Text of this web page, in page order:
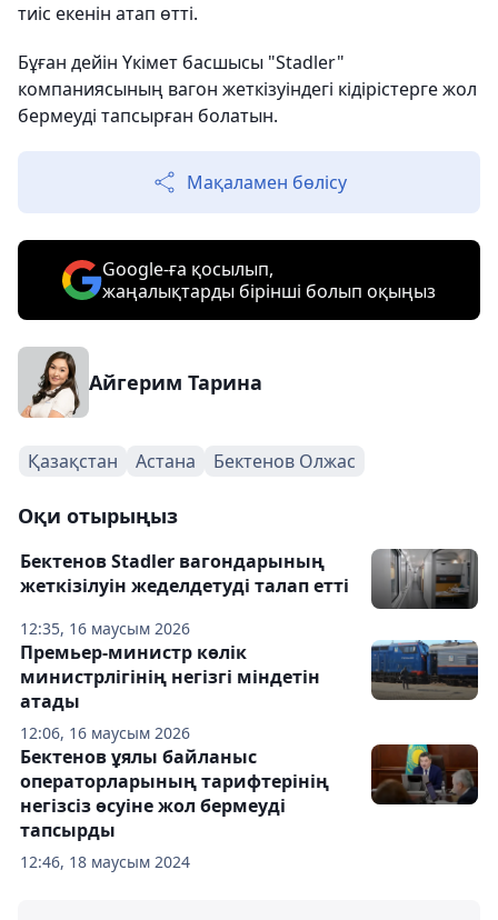
тиіс екенін атап өтті.
Бұған дейін Үкімет басшысы "Stadler"
компаниясының вагон жеткізуіндегі кідірістерге жол
бермеуді тапсырған болатын.
Мақаламен бөлісу
Google-ға қосылып,
жаңалықтарды бірінші болып оқыңыз
Айгерим Тарина
Қазақстан Астана Бектенов Олжас
Оқи отырыңыз
12:35, 16 маусым 2026
Бектенов Stadler вагондарының
жеткізілуін жеделдетуді талап етті
12:06, 16 маусым 2026
Премьер-министр көлік
министрлігінің негізгі міндетін
атады
12:46, 18 маусым 2024
Бектенов ұялы байланыс
операторларының тарифтерінің
негізсіз өсуіне жол бермеуді
тапсырды